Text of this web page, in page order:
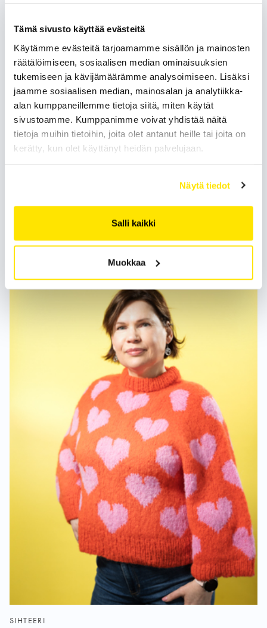
Tämä sivusto käyttää evästeitä
Käytämme evästeitä tarjoamamme sisällön ja mainosten
räätälöimiseen, sosiaalisen median ominaisuuksien
tukemiseen ja kävijämäärämme analysoimiseen. Lisäksi
jaamme sosiaalisen median, mainosalan ja analytiikka-
alan kumppaneillemme tietoja siitä, miten käytät
sivustoamme. Kumppanimme voivat yhdistää näitä
tietoja muihin tietoihin, joita olet antanut heille tai joita on
kerätty, kun olet käyttänyt heidän palvelujaan.
Näytä tiedot
Salli kaikki
Muokkaa
TOIMITUSJOHTAJA
Jyrki Mutanen
Jyrkiltä syntyy ratkaisuja tilanteessa
kuin tilanteessa. Hän pistää asiat
Jyrki on romualan konkari, joka tietää kaiken romuttamisesta ja
vastaa pitkälti kaikesta, jota Romutan katon alla tapahtuu.
SIHTEERI